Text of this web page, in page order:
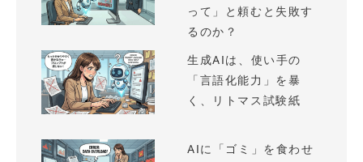
って」と頼むと失敗す
るのか？
生成AIは、使い手の
「言語化能力」を暴
く、リトマス試験紙
AIに「ゴミ」を食わせ